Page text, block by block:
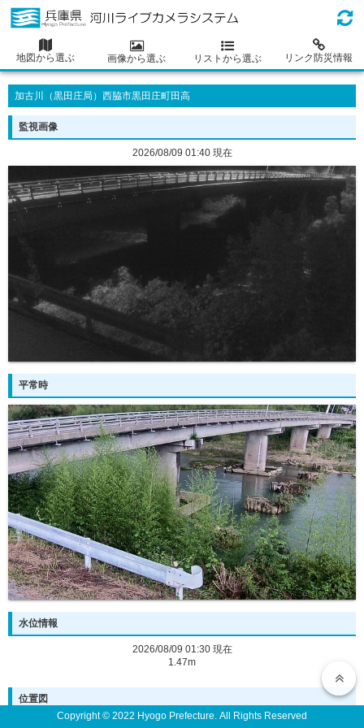
地図から選ぶ 画像から選ぶ リストから選ぶ リンク防災情報
加古川（黒田庄局）西脇市黒田庄町田高
監視画像
2026/08/09 01:40 現在
平常時
水位情報
2026/08/09 01:30 現在
1.47m
位置図
Copyright © 2022 Hyogo Prefecture. All Rights Reserved